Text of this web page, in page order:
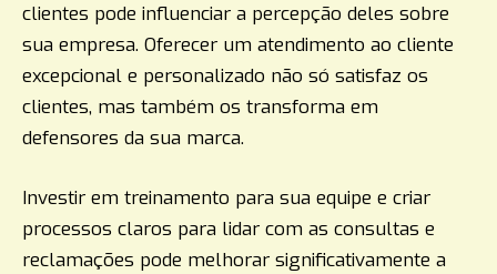
clientes pode influenciar a percepção deles sobre
sua empresa. Oferecer um atendimento ao cliente
excepcional e personalizado não só satisfaz os
clientes, mas também os transforma em
defensores da sua marca.
Investir em treinamento para sua equipe e criar
processos claros para lidar com as consultas e
reclamações pode melhorar significativamente a